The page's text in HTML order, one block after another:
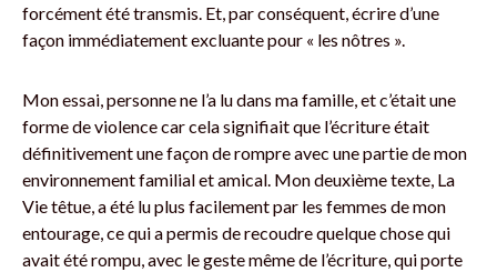
forcément été transmis. Et, par conséquent, écrire d’une
façon immédiatement excluante pour « les nôtres ».
Mon essai, personne ne l’a lu dans ma famille, et c’était une
forme de violence car cela signifiait que l’écriture était
définitivement une façon de rompre avec une partie de mon
environnement familial et amical. Mon deuxième texte, La
Vie têtue, a été lu plus facilement par les femmes de mon
entourage, ce qui a permis de recoudre quelque chose qui
avait été rompu, avec le geste même de l’écriture, qui porte